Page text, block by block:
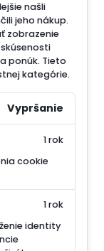
našli
jeho nákup.
zobrazenie
ponúk. Tieto
kategórie.
Vypršanie
cookie
1 rok
identity
1 rok